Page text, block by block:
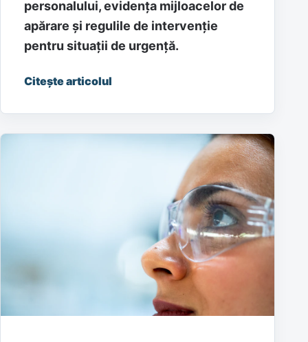
personalului, evidența mijloacelor de
apărare și regulile de intervenție
pentru situații de urgență.
Citește articolul